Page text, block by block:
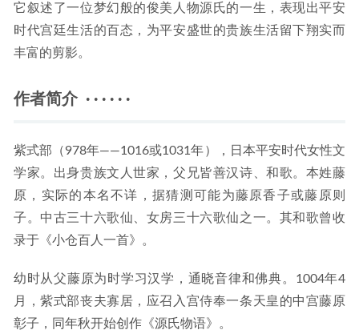
它叙述了一位梦幻般的俊美人物源氏的一生，表现出平安
时代宫廷生活的百态，为平安盛世的贵族生活留下翔实而
丰富的剪影。
作者简介 · · · · · ·
紫式部（978年——1016或1031年），日本平安时代女性文
学家。出身贵族文人世家，父兄皆善汉诗、和歌。本姓藤
原，实际的本名不详，据猜测可能为藤原香子或藤原则
子。中古三十六歌仙、女房三十六歌仙之一。其和歌曾收
录于《小仓百人一首》。
幼时从父藤原为时学习汉学，通晓音律和佛典。1004年4
月，紫式部丧夫寡居，应召入宫侍奉一条天皇的中宫藤原
彰子，同年秋开始创作《源氏物语》。